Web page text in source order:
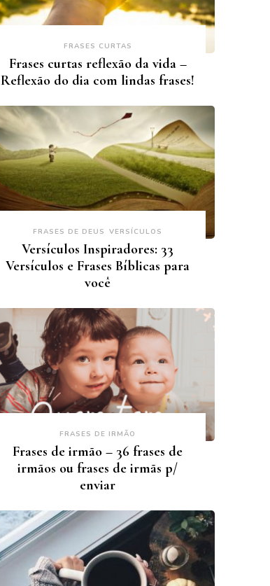
FRASES CURTAS
Frases curtas reflexão da vida –
Reflexão do dia com lindas frases!
FRASES DE DEUS VERSÍCULOS
Versículos Inspiradores: 33
Versículos e Frases Bíblicas para
você
FRASES DE IRMÃO
Frases de irmão – 36 frases de
irmãos ou frases de irmãs p/
enviar